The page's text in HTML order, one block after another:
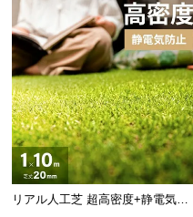
リアル人工芝 超高密度+静電気防